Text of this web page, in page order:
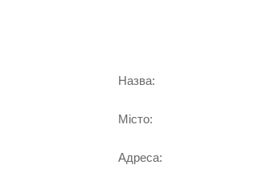
Назва:
Місто:
Адреса: